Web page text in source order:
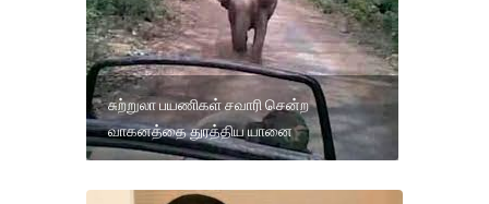
சுற்றுலா பயணிகள் சவாரி சென்ற
வாகனத்தை துரத்திய யானை